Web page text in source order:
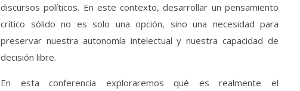
discursos políticos. En este contexto, desarrollar un pensamiento
crítico sólido no es solo una opción, sino una necesidad para
preservar nuestra autonomía intelectual y nuestra capacidad de
decisión libre.
En esta conferencia exploraremos qué es realmente el